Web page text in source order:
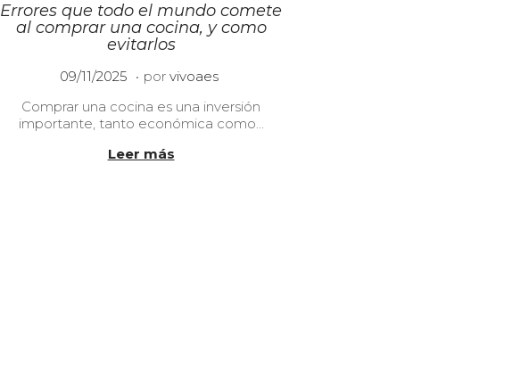
Errores que todo el mundo comete
al comprar una cocina, y como
evitarlos
P
b
l
09/11/2025 0
/
1
/
. por vivoaes
Comprar una cocina es una inversión
importante, tanto económica como…
Leer más